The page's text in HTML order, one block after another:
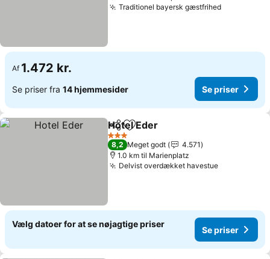
Traditionel bayersk gæstfrihed
Af 1.472 kr.
Se priser fra 14 hjemmesider Se priser
Del Føj til favoritter
Hotel Eder
3 Stjerner
8,2 Meget godt
4.571
1.0 km til Marienplatz
Delvist overdækket havestue
Vælg datoer for at se nøjagtige priser
Se priser